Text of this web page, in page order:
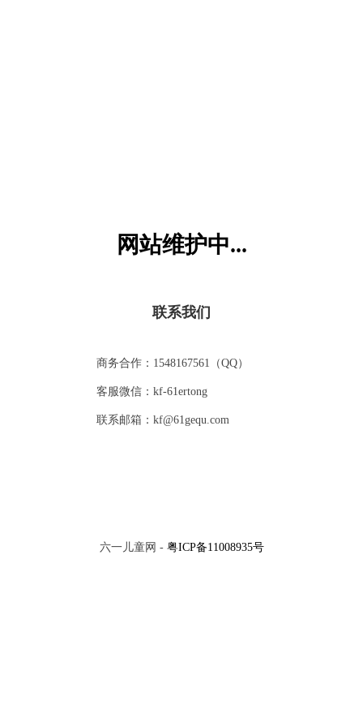
网站维护中...
联系我们
商务合作：1548167561（QQ）
客服微信：kf-61ertong
联系邮箱：kf@61gequ.com
六一儿童网 - 粤ICP备11008935号